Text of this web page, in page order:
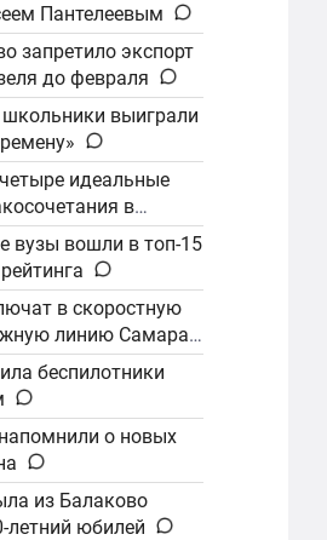
Пантелеевым
запретило экспорт
до февраля
выиграли
идеальные
в
вузы вошли в топ-15
в скоростную
линию Самара–
беспилотники
о новых
из Балаково
летний юбилей